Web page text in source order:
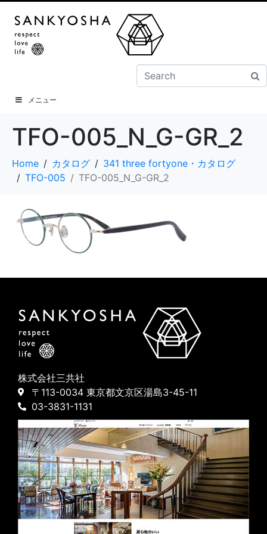
メニュー
TFO-005_N_G-GR_2
Home カタログ
341 three fortyone・カタログ
TFO-005
TFO-005_N_G-GR_2
株式会社三共社
〒113-0034 東京都文京区湯島3-45-11
03-3831-1131